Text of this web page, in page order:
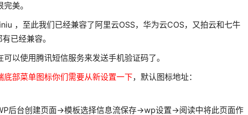
美。
，至此我们已经兼容了阿里云OSS，华为云COS，又拍云和七牛
已经兼容。
可以使用腾讯短信服务来发送手机验证码了。
底部菜单图标你们需要从新设置一下，默认图标地址：
后台创建页面->模板选择信息流保存->wp设置->阅读中将此页面作